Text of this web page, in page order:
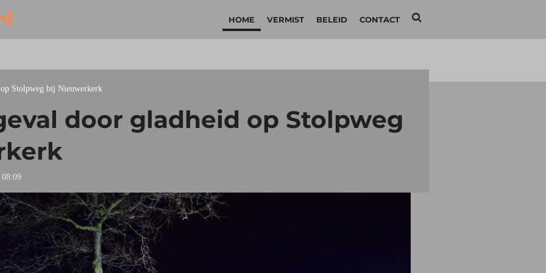
HOME VERMIST BELEID CONTACT
Stolpweg bij Nieuwerkerk
door gladheid op Stolpweg
08:09